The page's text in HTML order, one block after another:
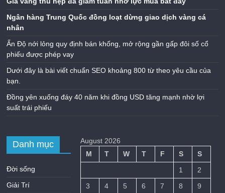
Ngân hàng Trung Quốc đồng loạt dừng giao dịch vàng cá
nhân
Ấn Độ nới lỏng quy định bán khống, mở rộng gần gấp đôi số cổ
phiếu được phép vay
Dưới đây là bài viết chuẩn SEO khoảng 800 từ theo yêu cầu của
bạn.
Đồng yên xuống đáy 40 năm khi đồng USD tăng mạnh nhờ lợi
suất trái phiếu
Danh mục
Đời sống
Giải Trí
August 2026
M
T W T F S
S
1
2
3
4 5 6 7 8
9